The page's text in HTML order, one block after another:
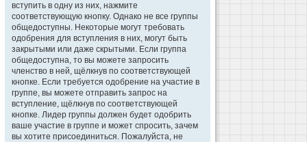
вступить в одну из них, нажмите
соответствующую кнопку. Однако не все группы
общедоступны. Некоторые могут требовать
одобрения для вступления в них, могут быть
закрытыми или даже скрытыми. Если группа
общедоступна, то вы можете запросить
членство в ней, щёлкнув по соответствующей
кнопке. Если требуется одобрение на участие в
группе, вы можете отправить запрос на
вступление, щёлкнув по соответствующей
кнопке. Лидер группы должен будет одобрить
ваше участие в группе и может спросить, зачем
вы хотите присоединиться. Пожалуйста, не